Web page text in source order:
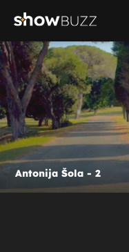
Antonija Šola - 2